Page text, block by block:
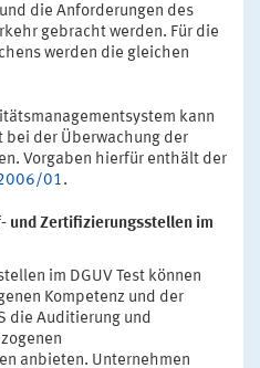
die Anforderungen des
gebracht werden. Für die
werden die gleichen
kann
bei der Überwachung der
Vorgaben hierfür enthält der
01 .
und Zertifizierungsstellen im
im DGUV Test können
Kompetenz und der
die Auditierung und
anbieten. Unternehmen